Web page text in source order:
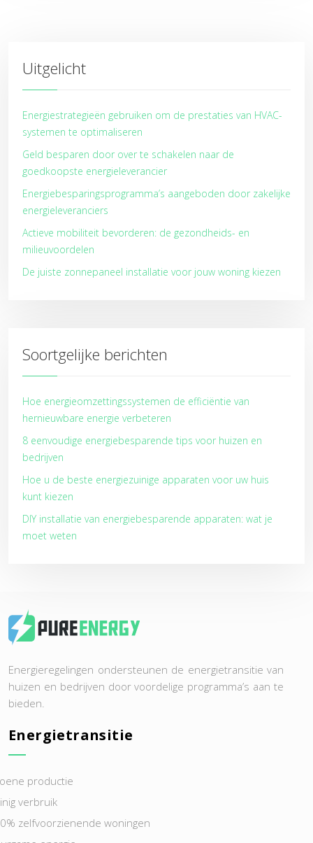
Uitgelicht
Energiestrategieën gebruiken om de prestaties van HVAC-
systemen te optimaliseren
Geld besparen door over te schakelen naar de
goedkoopste energieleverancier
Energiebesparingsprogramma’s aangeboden door zakelijke
energieleveranciers
Actieve mobiliteit bevorderen: de gezondheids- en
milieuvoordelen
De juiste zonnepaneel installatie voor jouw woning kiezen
Soortgelijke berichten
Hoe energieomzettingssystemen de efficiëntie van
hernieuwbare energie verbeteren
8 eenvoudige energiebesparende tips voor huizen en
bedrijven
Hoe u de beste energiezuinige apparaten voor uw huis
kunt kiezen
DIY installatie van energiebesparende apparaten: wat je
moet weten
Energieregelingen ondersteunen de energietransitie van
huizen en bedrijven door voordelige programma’s aan te
bieden.
Energietransitie
productie
verbruik
zelfvoorzienende woningen